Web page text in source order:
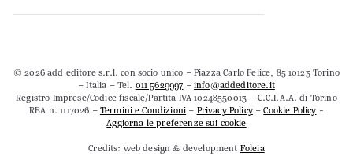
© 2026 add editore s.r.l. con socio unico – Piazza Carlo Felice, 85 10123 Torino
– Italia – Tel. 011 5629997 –info@addeditore.it
Registro Imprese/Codice fiscale/Partita IVA 10248550013 – C.C.I.A.A. di Torino
REA n. 1117026 –Termini e Condizioni – Privacy Policy–Cookie Policy -
Aggiorna le preferenze sui cookie
Credits: web design & development Foleia